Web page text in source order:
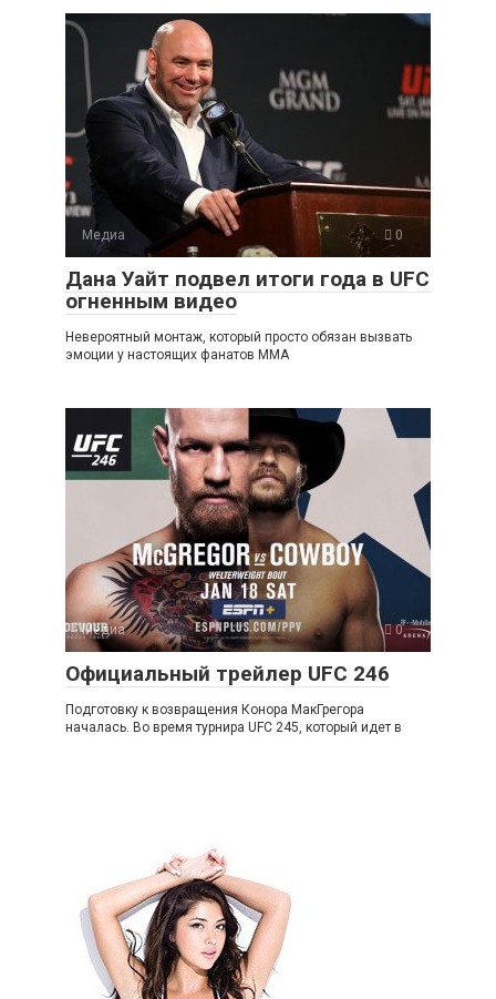
Медиа 0
Дана Уайт подвел итоги года в UFC
огненным видео
Невероятный монтаж, который просто обязан вызвать
эмоции у настоящих фанатов ММА
Медиа 0
Официальный трейлер UFC 246
Подготовку к возвращения Конора МакГрегора
началась. Во время турнира UFC 245, который идет в